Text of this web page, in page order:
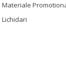
Materiale
Lichidari